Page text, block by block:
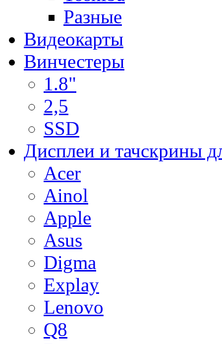
Разные
Видеокарты
Винчестеры
1.8"
2,5
SSD
Дисплеи и тачскрины
Acer
Ainol
Apple
Asus
Digma
Explay
Lenovo
Q8